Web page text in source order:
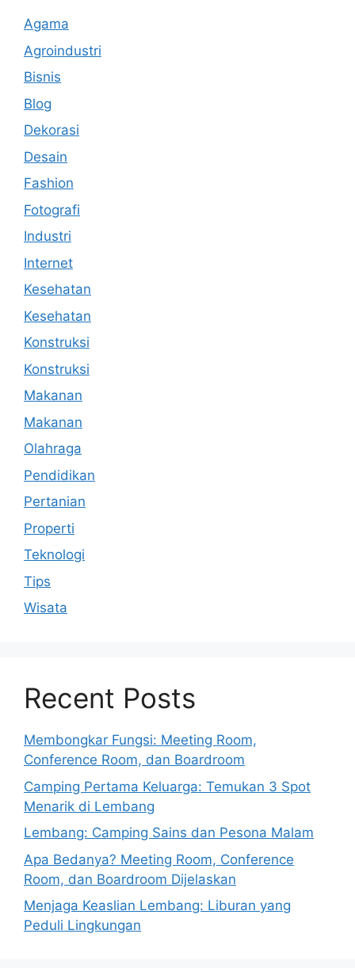
Agama
Agroindustri
Bisnis
Blog
Dekorasi
Desain
Fashion
Fotografi
Industri
Internet
Kesehatan
Kesehatan
Konstruksi
Konstruksi
Makanan
Makanan
Olahraga
Pendidikan
Pertanian
Properti
Teknologi
Tips
Wisata
Recent Posts
Membongkar Fungsi: Meeting Room,
Conference Room, dan Boardroom
Camping Pertama Keluarga: Temukan 3 Spot
Menarik di Lembang
Lembang: Camping Sains dan Pesona Malam
Apa Bedanya? Meeting Room, Conference
Room, dan Boardroom Dijelaskan
Menjaga Keaslian Lembang: Liburan yang
Peduli Lingkungan